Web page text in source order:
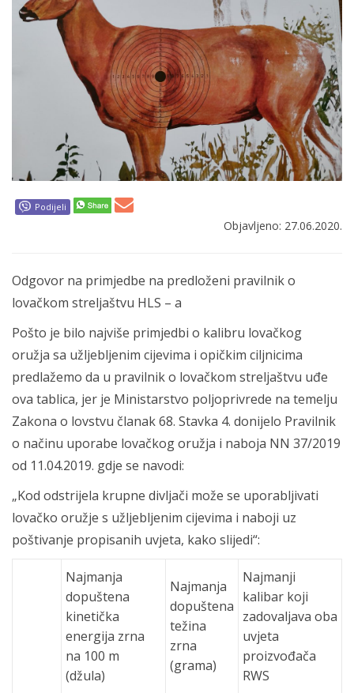
Podijeli
Objavljeno: 27.06.2020.
Odgovor na primjedbe na predloženi pravilnik o
lovačkom streljaštvu HLS – a
Pošto je bilo najviše primjedbi o kalibru lovačkog
oružja sa užljebljenim cijevima i opičkim ciljnicima
predlažemo da u pravilnik o lovačkom streljaštvu uđe
ova tablica, jer je Ministarstvo poljoprivrede na temelju
Zakona o lovstvu članak 68. Stavka 4. donijelo Pravilnik
o načinu uporabe lovačkog oružja i naboja NN 37/2019
od 11.04.2019. gdje se navodi:
„Kod odstrijela krupne divljači može se uporabljivati
lovačko oružje s užljebljenim cijevima i naboji uz
poštivanje propisanih uvjeta, kako slijedi“:
Najmanja
dopuštena
kinetička
energija zrna
na 100 m
(džula)
Najmanja
dopuštena
težina
zrna
(grama)
Najmanji
kalibar koji
zadovaljava oba
uvjeta
proizvođača
RWS